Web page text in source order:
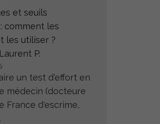
et seuils
comment les
les utiliser ?
P.
un test d'effort en
médecin (docteure
France d'escrime,